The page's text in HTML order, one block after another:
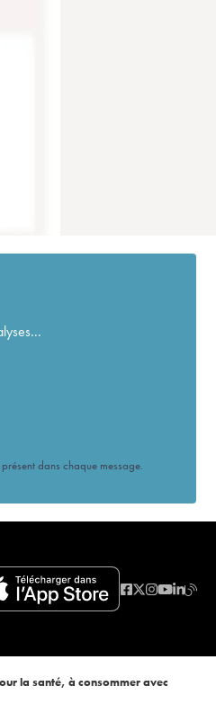
dans chaque message.
la santé, à consommer avec